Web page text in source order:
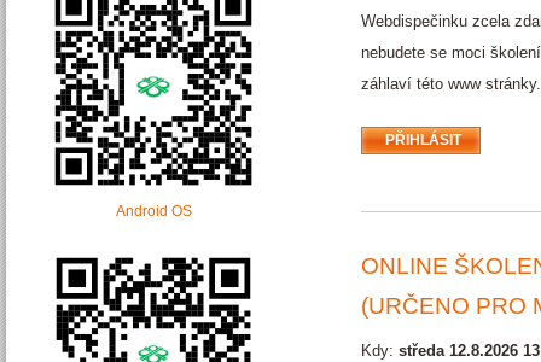
Android OS
Webdispečinku zcela
nebudete se moci
záhlaví této www stránky.
ONLINE
(URČENO PRO
Kdy: středa 12.8.2026